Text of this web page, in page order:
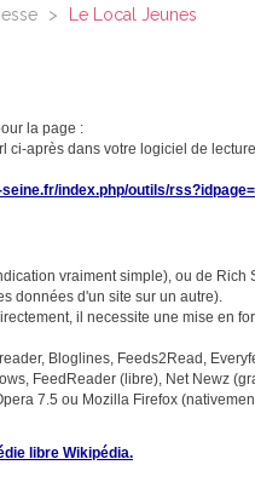
> Le Local Jeunes
la page :
ci-après dans votre logiciel de
index.php/outils/
vraiment simple), ou de
données d'un site sur un autre).
il necessite une mise en
Bloglines, Feeds2Read,
FeedReader (libre), Net Newz
7.5 ou Mozilla Firefox
libre Wikipédia.